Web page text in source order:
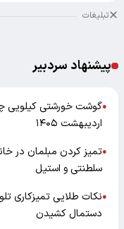
تبلیغات
پیشنهاد سردبیر
●
اردیبهشت ۱۴۰۵
●تمیز کردن مبلمان در
سلطنتی و استیل
●نکات طلایی تمیزکاری
دستمال کشیدن